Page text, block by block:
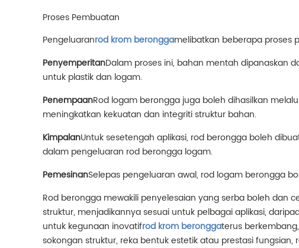
Proses Pembuatan
Pengeluaranrod krom beronggamelibatkan beberapa proses
PenyemperitanDalam proses ini, bahan mentah dipanaskan
untuk plastik dan logam.
PenempaanRod logam berongga juga boleh dihasilkan
meningkatkan kekuatan dan integriti struktur bahan.
KimpalanUntuk sesetengah aplikasi, rod berongga boleh
dalam pengeluaran rod berongga logam.
PemesinanSelepas pengeluaran awal, rod logam berongga
Rod berongga mewakili penyelesaian yang serba boleh dan
struktur, menjadikannya sesuai untuk pelbagai aplikasi,
untuk kegunaan inovatifrod krom beronggaterus
sokongan struktur, reka bentuk estetik atau prestasi